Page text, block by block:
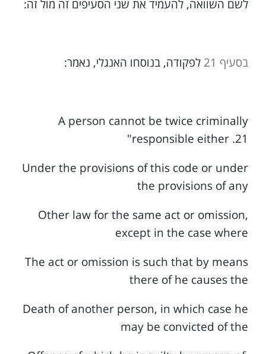
לשם השוואה, להעמיד את שני הסעיפים זה מול זה:
בסעיף 21 לפקודה, בנוסחו האנגלי, נאמר:
A person cannot be twice criminally
responsible either .21"
Under the provisions of this code or under
the provisions of any
Other law for the same act or omission,
except in the case where
The act or omission is such that by means
there of he causes the
Death of another person, in which case he
may be convicted of the